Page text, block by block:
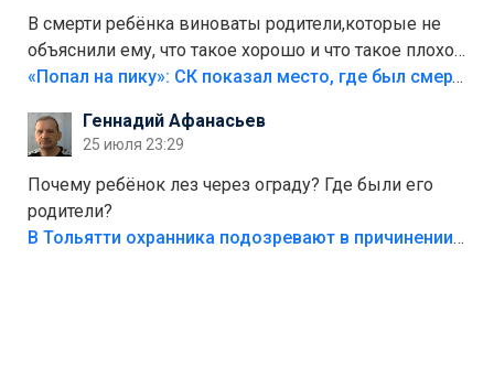
В смерти ребёнка виноваты родители,которые не
объяснили ему, что такое хорошо и что такое плохо!
Лезть через такой забор,верх безумия,есть же
свою судьбу.
«Попал на пику»: СК показал место, где был смертельно травмирован ребенок в Тольятти
Геннадий Афанасьев
25 июля 23:29
Почему ребёнок лез через ограду? Где были его
родители?
В Тольятти охранника подозревают в причинении смерти ребенку